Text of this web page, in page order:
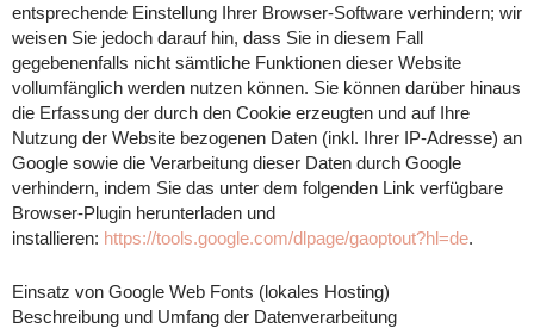
entsprechende Einstellung Ihrer Browser-Software verhindern; wir
weisen Sie jedoch darauf hin, dass Sie in diesem Fall
gegebenenfalls nicht sämtliche Funktionen dieser Website
vollumfänglich werden nutzen können. Sie können darüber hinaus
die Erfassung der durch den Cookie erzeugten und auf Ihre
Nutzung der Website bezogenen Daten (inkl. Ihrer IP-Adresse) an
Google sowie die Verarbeitung dieser Daten durch Google
verhindern, indem Sie das unter dem folgenden Link verfügbare
Browser-Plugin herunterladen und
installieren: https://tools.google.com/dlpage/gaoptout?hl=de.
Einsatz von Google Web Fonts (lokales Hosting)
Beschreibung und Umfang der Datenverarbeitung